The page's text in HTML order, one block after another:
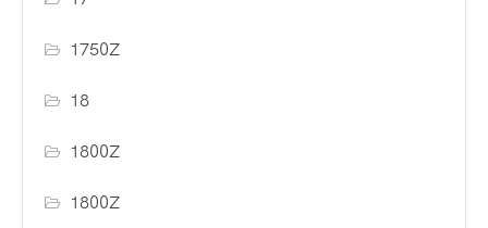
1750Z
18
1800Z
1800Z